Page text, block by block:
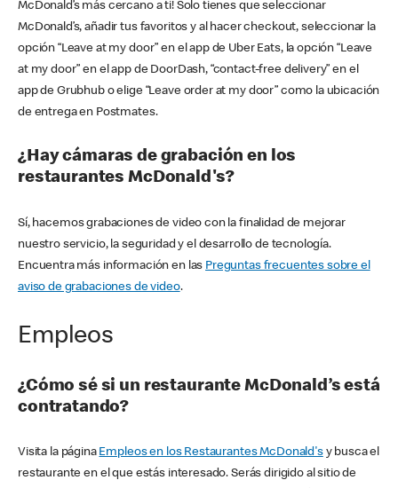
McDonald’s más cercano a ti! Solo tienes que seleccionar
McDonald’s, añadir tus favoritos y al hacer checkout, seleccionar la
opción “Leave at my door” en el app de Uber Eats, la opción “Leave
at my door” en el app de DoorDash, “contact-free delivery” en el
app de Grubhub o elige “Leave order at my door” como la ubicación
de entrega en Postmates.
¿Hay cámaras de grabación en los
restaurantes McDonald's?
Sí, hacemos grabaciones de video con la finalidad de mejorar
nuestro servicio, la seguridad y el desarrollo de tecnología.
Encuentra más información en las Preguntas frecuentes sobre el
aviso de grabaciones de video.
Empleos
¿Cómo sé si un restaurante McDonald’s está
contratando?
Visita la página Empleos en los Restaurantes McDonald'sy busca el
restaurante en el que estás interesado. Serás dirigido al sitio de